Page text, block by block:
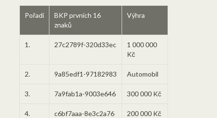
Pořadí
BKP prvních 16
znaků
Výhra
1. 27c2789f-320d33ec
1 000 000
Kč
2. 9a85edf1-97182983 Automobil
3. 7a9fab1a-9003e646 300 000 Kč
4. c6bf7aaa-8e3c2a76 200 000 Kč